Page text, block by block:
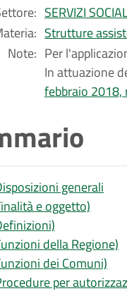
SERVIZI
Strutture
Note: Per
In attuazione
febbraio 2018,
generali
e oggetto)
della Regione)
dei Comuni)
per